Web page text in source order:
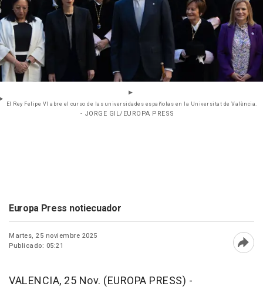
El Rey Felipe VI abre el curso de las universidades españolas en la Universitat de València.
- JORGE GIL/EUROPA PRESS
Europa Press notiecuador
Martes, 25 noviembre 2025
Publicado: 05:21
VALENCIA, 25 Nov. (EUROPA PRESS) -